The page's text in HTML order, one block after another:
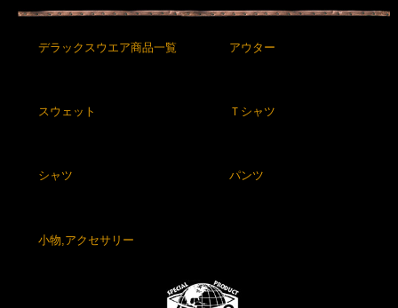
デラックスウエア商品一覧 アウター
スウェット Ｔシャツ
シャツ パンツ
小物,アクセサリー